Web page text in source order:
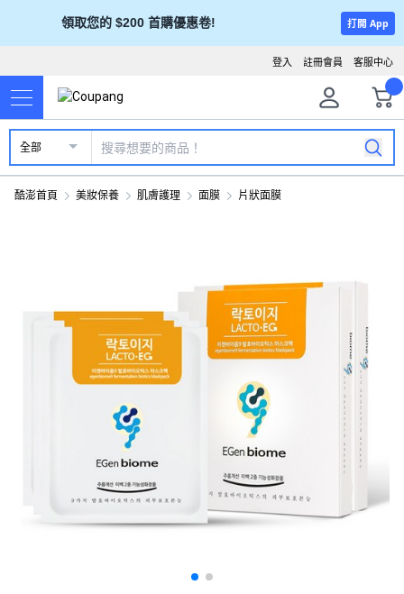
領取您的 $200 首購優惠卷! 打開 App
客服中心
註冊會員
登入
全部
酷澎首頁 美妝保養 肌膚護理 面膜 片狀面膜